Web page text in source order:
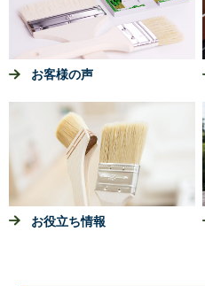
お客様の声
お役立ち情報